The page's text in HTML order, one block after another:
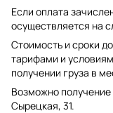
Если оплата
осуществляется на
Стоимость и сроки
тарифами и
получении груза в
Возможно получение
Сырецкая, 31.